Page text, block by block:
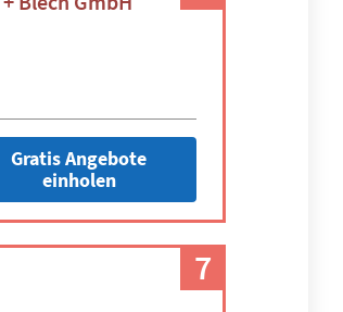
Gratis Angebote
einholen
7